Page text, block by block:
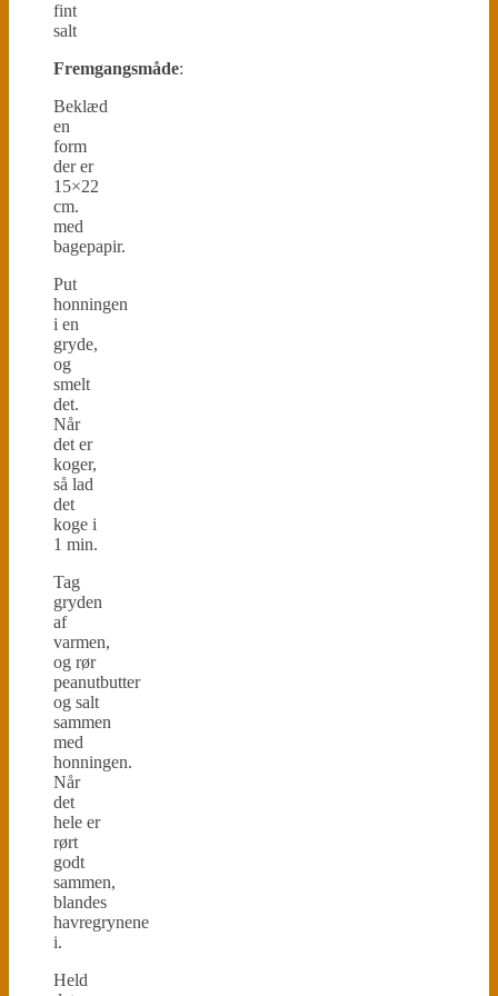
fint
salt
Fremgangsmåde:
Beklæd
en
form
der er
15×22
cm.
med
bagepapir.
Put
honningen
i en
gryde,
og
smelt
det.
Når
det er
koger,
så lad
det
koge i
1 min.
Tag
gryden
af
varmen,
og rør
peanutbutter
og salt
sammen
med
honningen.
Når
det
hele er
rørt
godt
sammen,
blandes
havregrynene
i.
Held